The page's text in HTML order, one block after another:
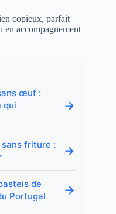
copieux, parfait
en accompagnement
œuf :
qui
→
sans friture :
→
de
Portugal
→